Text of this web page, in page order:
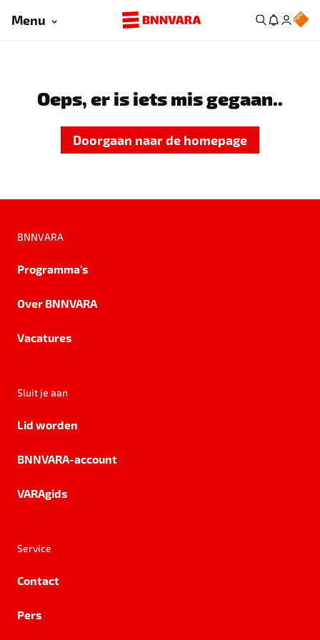
Menu
Oeps, er is iets mis gegaan..
Doorgaan naar de homepage
BNNVARA
Programma's
Over BNNVARA
Vacatures
Sluit je aan
Lid worden
BNNVARA-account
VARAgids
Service
Contact
Pers